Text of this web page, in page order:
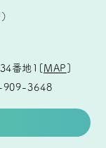
番地1 [MAP ]
909-3648